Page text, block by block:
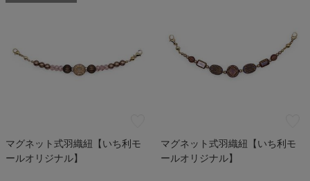
マグネット式羽織紐【いち利モ
ールオリジナル】
マグネット式羽織紐【いち利モ
ールオリジナル】